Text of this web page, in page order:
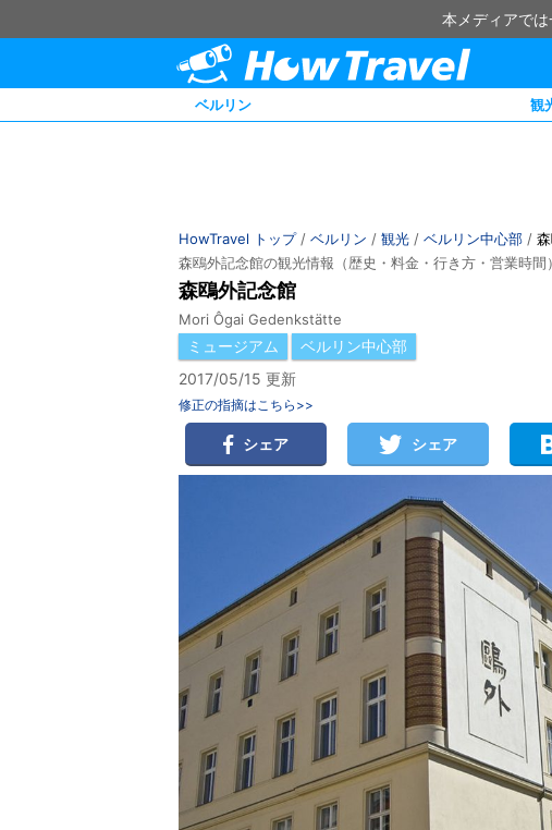
本メディアで
ベルリン 観
HowTravel トップ/ ベルリン / 観光 / ベルリン中心部 /
森鴎外記念館の観光情報（歴史・料金・行き方・営業時間）
森鴎外記念館
Mori Ôgai Gedenkstätte
ミュージアム
ベルリン中心部
2017/05/15 更新
修正の指摘はこちら>>
シェア シェア